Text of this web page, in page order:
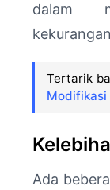
dalam
Tertarik
Modifikasi
Ada